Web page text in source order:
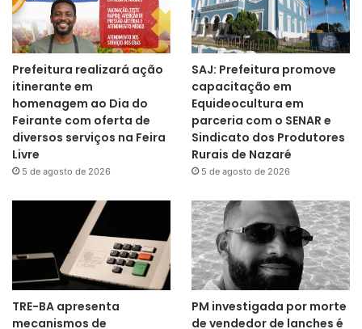
Prefeitura realizará ação
itinerante em
homenagem ao Dia do
Feirante com oferta de
diversos serviços na Feira
Livre
5 de agosto de 2026
SAJ: Prefeitura promove
capacitação em
Equideocultura em
parceria com o SENAR e
Sindicato dos Produtores
Rurais de Nazaré
5 de agosto de 2026
TRE-BA apresenta
mecanismos de
PM investigada por morte
de vendedor de lanches é